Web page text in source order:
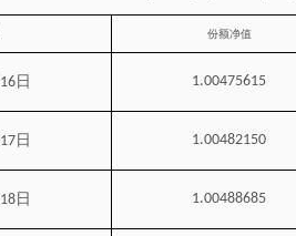
份额净值
16 日 1.00475615
17 日 1.00482150
18 日 1.00488685